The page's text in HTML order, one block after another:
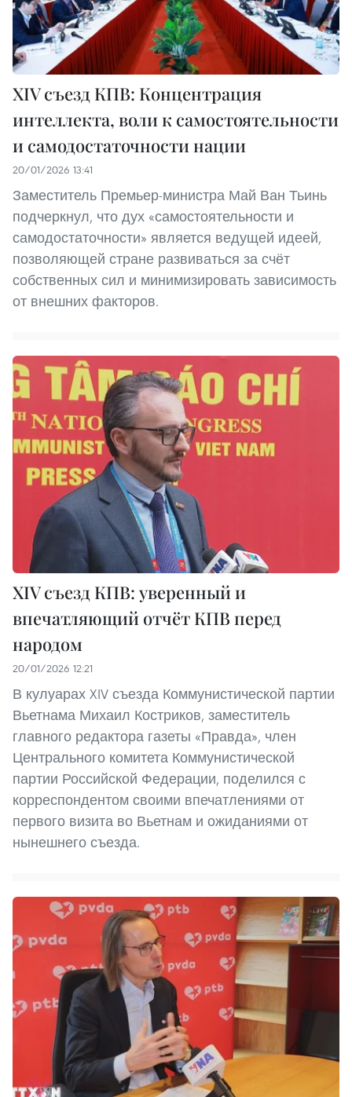
XIV съезд КПВ: Концентрация
интеллекта, воли к самостоятельности
и самодостаточности нации
20/01/2026 13:41
Заместитель Премьер-министра Май Ван Тьинь
подчеркнул, что дух «самостоятельности и
самодостаточности» является ведущей идеей,
позволяющей стране развиваться за счёт
собственных сил и минимизировать зависимость
от внешних факторов.
XIV съезд КПВ: уверенный и
впечатляющий отчёт КПВ перед
народом
20/01/2026 12:21
В кулуарах XIV съезда Коммунистической партии
Вьетнама Михаил Костриков, заместитель
главного редактора газеты «Правда», член
Центрального комитета Коммунистической
партии Российской Федерации, поделился с
корреспондентом своими впечатлениями от
первого визита во Вьетнам и ожиданиями от
нынешнего съезда.